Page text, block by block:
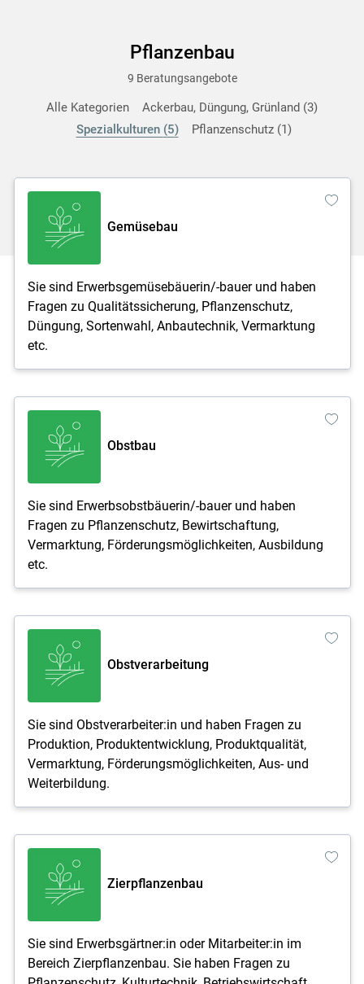
Pflanzenbau
9 Beratungsangebote
Alle Kategorien Ackerbau, Düngung, Grünland 3
Spezialkulturen 5 Pflanzenschutz 1
Gemüsebau
Sie sind Erwerbsgemüsebäuerin/-bauer und haben
Fragen zu Qualitätssicherung, Pflanzenschutz,
Düngung, Sortenwahl, Anbautechnik, Vermarktung
etc.
Obstbau
Sie sind Erwerbsobstbäuerin/-bauer und haben
Fragen zu Pflanzenschutz, Bewirtschaftung,
Vermarktung, Förderungsmöglichkeiten, Ausbildung
etc.
Obstverarbeitung
Sie sind Obstverarbeiter:in und haben Fragen zu
Produktion, Produktentwicklung, Produktqualität,
Vermarktung, Förderungs­möglichkeiten, Aus- und
Weiterbildung.
Zierpflanzenbau
Sie sind Erwerbsgärtner:in oder Mitarbeiter:in im
Bereich Zierpflanzenbau. Sie haben Fragen zu